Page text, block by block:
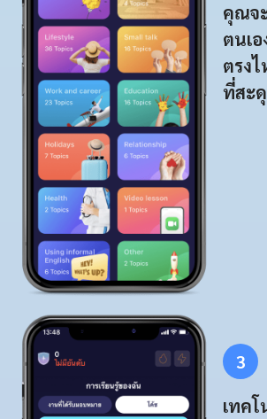
คุณจ
ตนเ
ตรง
ที่สะ
3
เทค